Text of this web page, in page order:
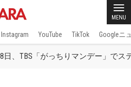
MENU
Instagram YouTube TikTok Googleニ
日、TBS「がっちりマンデー」でス